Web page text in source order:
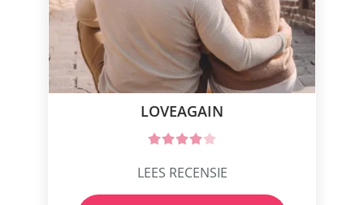
LOVEAGAIN
LEES RECENSIE